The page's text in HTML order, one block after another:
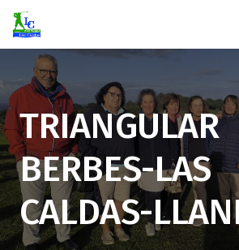
TRIANGULAR
BERBES-LAS
CALDAS-